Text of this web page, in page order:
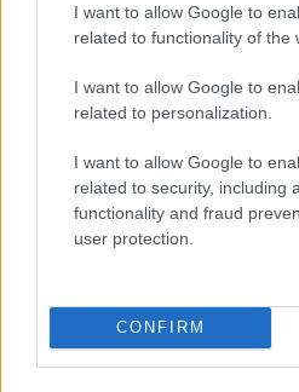
I want to allow Google to
related to functionality of the
I want to allow Google to
related to personalization.
I want to allow Google to
related to security, including
functionality and fraud
user protection.
CONFIRM
Διαβάστε ακόμη
Τα «γεράκια»
μεγάλη φωτιά τη
έδιωχνε -